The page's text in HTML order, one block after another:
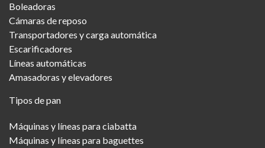
Boleadoras
Cámaras de reposo
Transportadores y carga automática
Escarificadores
Líneas automáticas
Amasadoras y elevadores
Tipos de pan
Máquinas y líneas para ciabatta
Máquinas y líneas para baguettes